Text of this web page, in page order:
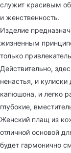
служит красивым
и женственность.
Изделие
жизненным
только
Действительно,
ненастья, и
капюшона, и легко
глубокие,
Женский плащ из
отличной основой
будет гармонично